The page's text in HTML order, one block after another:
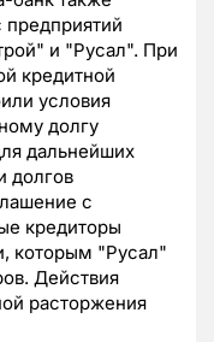
предприятий
и "Русал". При
кредитной
условия
долгу
дальнейших
долгов
с
кредиторы
которым "Русал"
Действия
расторжения